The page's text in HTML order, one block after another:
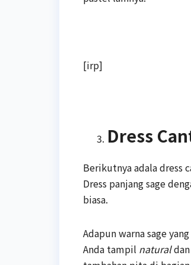
[irp]
Dress
Berikutnya adala dress
Dress panjang sage
biasa.
Adapun warna sage
Anda tampil naturaldan